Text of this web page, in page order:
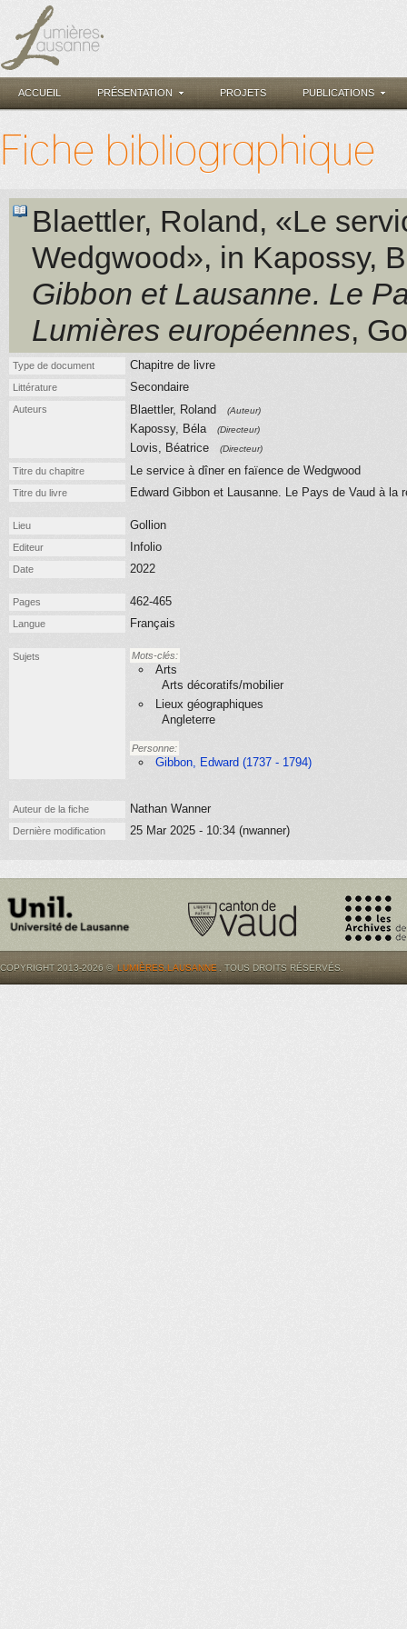
ACCUEIL PRÉSENTATION PROJETS PUBLICATIONS
Fiche bibliographique
Blaettler, Roland, «Le
Wedgwood», in Kapossy,
Gibbon et Lausanne. Le
Lumières européennes,
Type de document Chapitre de livre
Littérature Secondaire
Auteurs Blaettler, Roland (Auteur)
Kapossy, Béla (Directeur)
Lovis, Béatrice (Directeur)
Titre du chapitre Le service à dîner en faïence de Wedgwood
Titre du livre Edward Gibbon et Lausanne. Le Pays de Vaud à la
Lieu Gollion
Editeur Infolio
Date 2022
Pages 462-465
Langue Français
Sujets Mots-clés:
Arts
Arts décoratifs/mobilier
Lieux géographiques
Angleterre
Personne:
Gibbon, Edward (1737 - 1794)
Auteur de la fiche Nathan Wanner
Dernière modification 25 Mar 2025 - 10:34 (nwanner)
COPYRIGHT 2013-2026 © LUMIÈRES.LAUSANNE . TOUS DROITS RÉSERVÉS.